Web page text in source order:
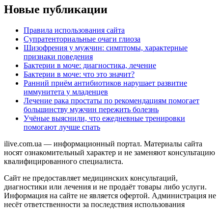
Новые публикации
Правила использования сайта
Супратенториальные очаги глиоза
Шизофрения у мужчин: симптомы, характерные
признаки поведения
Бактерии в моче: диагностика, лечение
Бактерии в моче: что это значит?
Ранний приём антибиотиков нарушает развитие
иммунитета у младенцев
Лечение рака простаты по рекомендациям помогает
большинству мужчин пережить болезнь
Учёные выяснили, что ежедневные тренировки
помогают лучше спать
ilive.com.ua — информационный портал. Материалы сайта
носят ознакомительный характер и не заменяют консультацию
квалифицированного специалиста.
Сайт не предоставляет медицинских консультаций,
диагностики или лечения и не продаёт товары либо услуги.
Информация на сайте не является офертой. Администрация не
несёт ответственности за последствия использования